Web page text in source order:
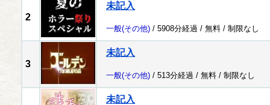
2
未記入
一般(その他) / 5908分経過 / 無料 / 制限なし
3
未記入
一般(その他) / 513分経過 / 無料 / 制限なし
未記入